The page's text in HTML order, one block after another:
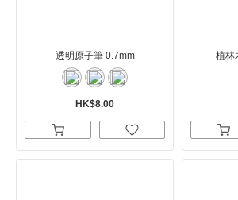
透明原子筆 0.7mm
HK$8.00